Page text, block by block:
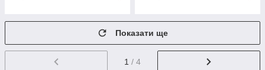
Показати ще
1 / 4